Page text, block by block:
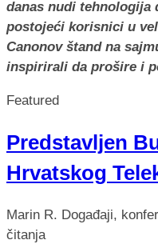
danas nudi
postojeći korisnici u
Canonov štand na
inspirirali da prošire i
Featured
Predstavljen
Hrvatskog
Marin R. Događaji,
čitanja